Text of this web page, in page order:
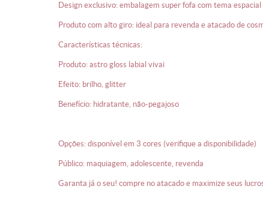
design exclusivo: embalagem super fofa com tema
produto com alto giro: ideal para revenda e atacado de
características técnicas:
produto: astro gloss labial vivai
efeito: brilho, glitter
benefício: hidratante, não-pegajoso
opções: disponível em 3 cores (verifique a disponibilidade)
público: maquiagem, adolescente, revenda
garanta já o seu! compre no atacado e maximize seus